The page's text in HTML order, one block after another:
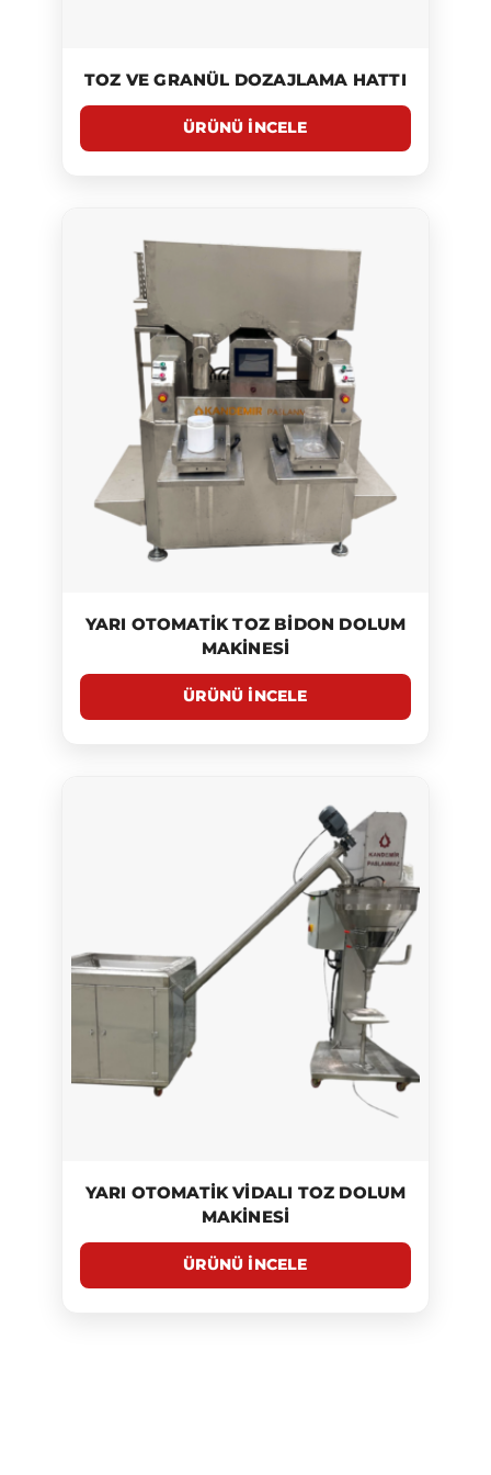
TOZ VE GRANÜL DOZAJLAMA HATTI
YARI OTOMATIK TOZ BIDON DOLUM
MAKINESI
YARI OTOMATIK VIDALI TOZ DOLUM
MAKINESI